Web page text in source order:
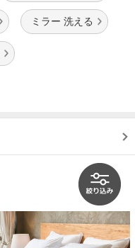
ミラー 洗える